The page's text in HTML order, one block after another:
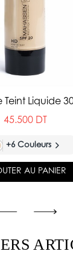
Teint Liquide
45.500 DT
+6 Couleurs
AU PANIER